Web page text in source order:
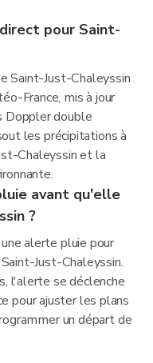
pour Saint-
Saint-Just-Chaleyssin
France, mis à jour
Doppler double
les précipitations à
Chaleyssin et la
avant qu'elle
?
alerte pluie pour
Just-Chaleyssin.
l'alerte se déclenche
pour ajuster les plans
un départ de